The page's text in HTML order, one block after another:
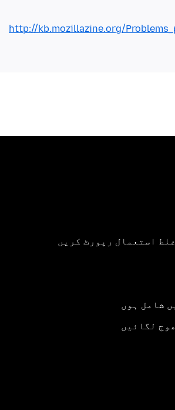
http://kb.mozillazine.org/
استعمال رپورٹ کریں
شامل ہوں
لگائیں